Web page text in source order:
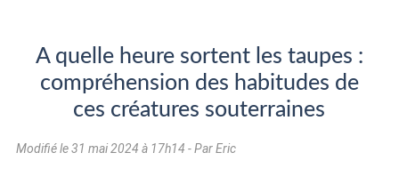
A quelle heure sortent les taupes :
compréhension des habitudes de
ces créatures souterraines
Modifié le31 mai 2024 à 17h14 - Par Eric